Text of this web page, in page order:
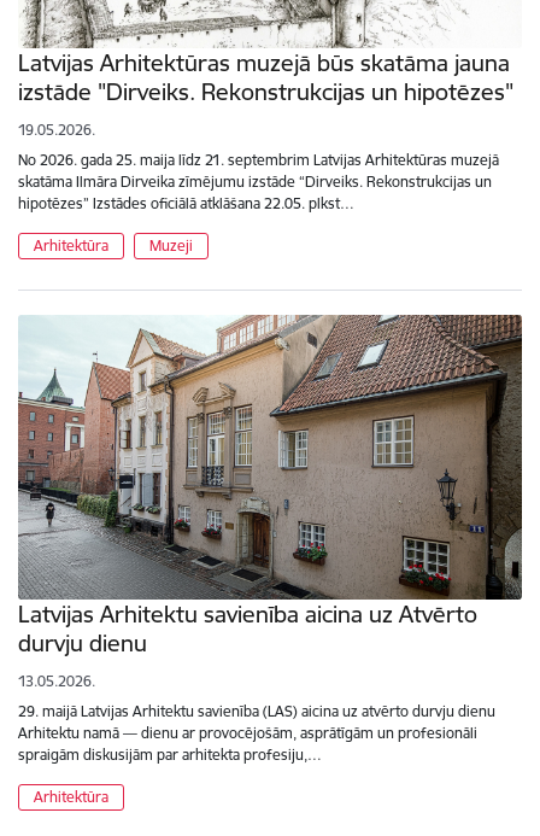
Latvijas Arhitektūras muzejā būs skatāma jauna
izstāde "Dirveiks. Rekonstrukcijas un hipotēzes"
19.05.2026.
No 2026. gada 25. maija līdz 21. septembrim Latvijas Arhitektūras muzejā
skatāma Ilmāra Dirveika zīmējumu izstāde “Dirveiks. Rekonstrukcijas un
hipotēzes” Izstādes oficiālā atklāšana 22.05. plkst…
Arhitektūra Muzeji
Latvijas Arhitektu savienība aicina uz Atvērto
durvju dienu
13.05.2026.
29. maijā Latvijas Arhitektu savienība (LAS) aicina uz atvērto durvju dienu
Arhitektu namā — dienu ar provocējošām, asprātīgām un profesionāli
spraigām diskusijām par arhitekta profesiju,…
Arhitektūra